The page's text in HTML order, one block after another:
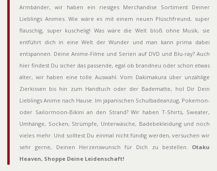
Armbänder, wir haben ein riesiges Merchandise Sortiment Deiner
Lieblings Animes. Wie wäre es mit einem neuen Plüschfreund, super
flauschig, super kuschelig! Was wäre die Welt bloß ohne Musik, sie
entführt dich in eine Welt der Wunder und man kann prima dabei
entspannen. Deine Anime-Filme und Serien auf DVD und Blu-ray? Auch
hier findest Du sicher das passende, egal ob brandneu oder schon etwas
älter, wir haben eine tolle Auswahl. Vom Dakimakura über unzählige
Zierkissen bis hin zum Handtuch oder der Badematte, hol Dir Dein
Lieblings Anime nach Hause. Im japanischen Schulbadeanzug, Pokemon-
oder Sailormoon-Bikini an den Strand? Wir haben T-Shirts, Sweater,
Umhänge, Socken, Strümpfe, Unterwäsche, Badebekleidung und noch
vieles mehr. Und solltest Du einmal nicht fündig werden, versuchen wir
sehr gerne, Deinen Herzenswunsch für Dich zu bestellen. Otaku
Heaven, Shoppe Deine Leidenschaft!